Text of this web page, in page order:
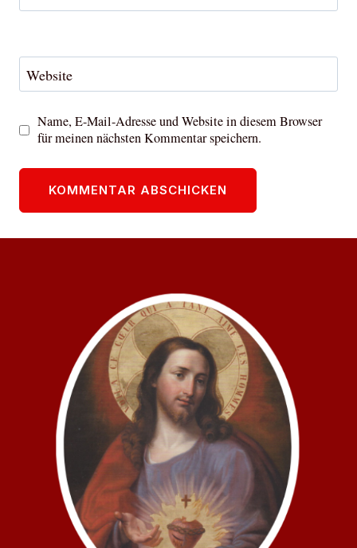
Website
Name, E-Mail-Adresse und Website in diesem Browser
für meinen nächsten Kommentar speichern.